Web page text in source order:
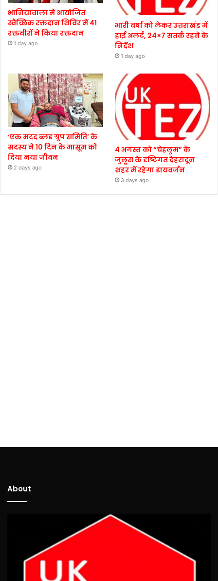
भानियावाला में आयोजित
स्वैच्छिक रक्तदान शिविर में 41
रक्तवीरों ने किया रक्तदान
1 day ago
भारी वर्षा को लेकर उत्तराखंड में
हाई अलर्ट, 24×7 सतर्क रहने के
निर्देश
1 day ago
‘एक मदद ब्लड ग्रुप समिति’ के
सदस्य ने 10 दिन के मासूम को
दिया नया जीवन
2 days ago
4 अगस्त को “चेहलुम” के
जुलूस के दृष्टिगत देहरादून
शहर में रहेगा डायवर्जन
3 days ago
About